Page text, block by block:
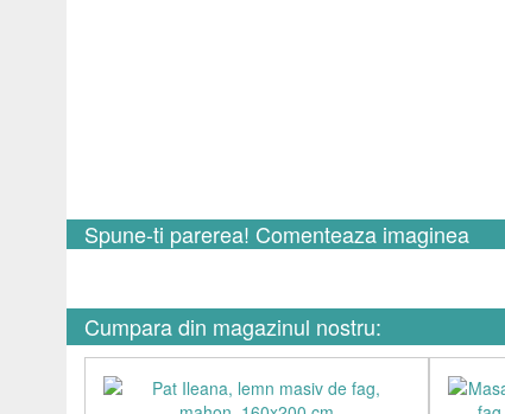
Spune-ti parerea! Comenteaza imaginea
Cumpara din magazinul nostru: